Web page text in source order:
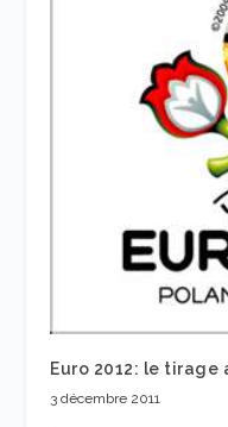
Euro 2012: le tirage
3 décembre 2011